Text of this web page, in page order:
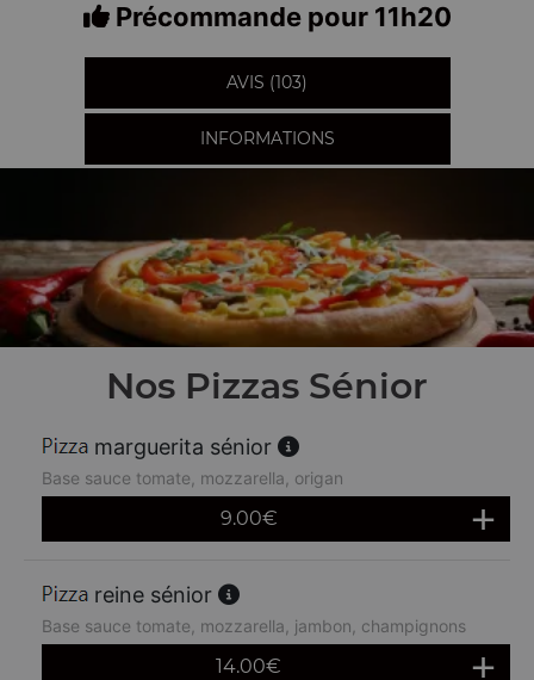
Précommande pour 11h20
AVIS (103)
INFORMATIONS
Nos Pizzas Sénior
marguerita sénior
Base sauce tomate, mozzarella, origan
9.00€
reine sénior
Base sauce tomate, mozzarella, jambon, champignons
14.00€